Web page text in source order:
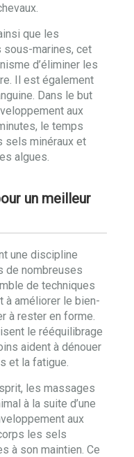
que les
sous-marines, cet
d’éliminer les
Il est également
Dans le but
aux
le temps
sels minéraux et
algues.
un meilleur
une discipline
de nombreuses
de techniques
à améliorer le bien-
à rester en forme.
le rééquilibrage
aident à dénouer
et la fatigue.
les massages
à la suite d’une
aux
les sels
à son maintien. Ce